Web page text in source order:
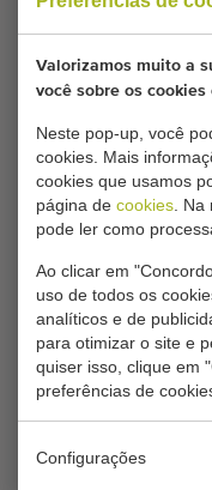
Valorizamos muito a
você sobre os cookies
Neste pop-up, você
cookies. Mais
cookies que usamos
página de cookies .
pode ler como
Ao clicar em
uso de todos os
analíticos e de
para otimizar o site e
quiser isso, clique em
preferências de
Configurações
planos comparável
As suas
este conteúdo.
ALTERAR
Transportadores planos